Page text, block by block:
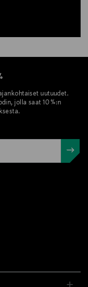
uutuudet.
jolla saat 10 %:n